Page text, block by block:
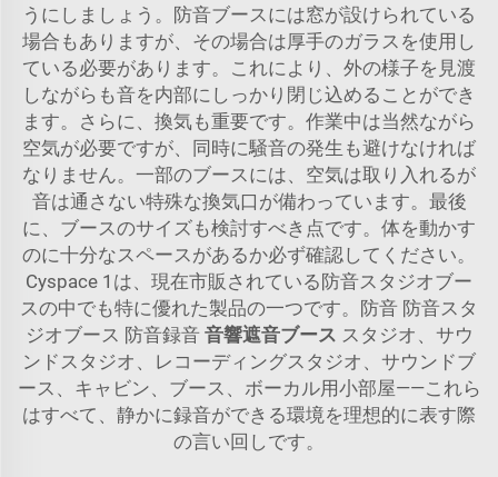
うにしましょう。防音ブースには窓が設けられている
場合もありますが、その場合は厚手のガラスを使用し
ている必要があります。これにより、外の様子を見渡
しながらも音を内部にしっかり閉じ込めることができ
ます。さらに、換気も重要です。作業中は当然ながら
空気が必要ですが、同時に騒音の発生も避けなければ
なりません。一部のブースには、空気は取り入れるが
音は通さない特殊な換気口が備わっています。最後
に、ブースのサイズも検討すべき点です。体を動かす
のに十分なスペースがあるか必ず確認してください。
Cyspace 1は、現在市販されている防音スタジオブー
スの中でも特に優れた製品の一つです。防音 防音スタ
ジオブース 防音録音 音響遮音ブース スタジオ、サウ
ンドスタジオ、レコーディングスタジオ、サウンドブ
ース、キャビン、ブース、ボーカル用小部屋——これら
はすべて、静かに録音ができる環境を理想的に表す際
の言い回しです。